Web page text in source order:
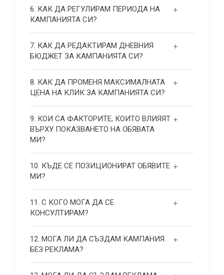
6. КАК ДА РЕГУЛИРАМ ПЕРИОДА НА
КАМПАНИЯТА СИ?
7. КАК ДА РЕДАКТИРАМ ДНЕВНИЯ
БЮДЖЕТ ЗА КАМПАНИЯТА СИ?
8. КАК ДА ПРОМЕНЯ МАКСИМАЛНАТА
ЦЕНА НА КЛИК ЗА КАМПАНИЯТА СИ?
9. КОИ СА ФАКТОРИТЕ, КОИТО ВЛИЯЯТ
ВЪРХУ ПОКАЗВАНЕТО НА ОБЯВАТА
МИ?
10. КЪДЕ СЕ ПОЗИЦИОНИРАТ ОБЯВИТЕ
МИ?
11. С КОГО МОГА ДА СЕ
КОНСУЛТИРАМ?
12. МОГА ЛИ ДА СЪЗДАМ КАМПАНИЯ
БЕЗ РЕКЛАМА?